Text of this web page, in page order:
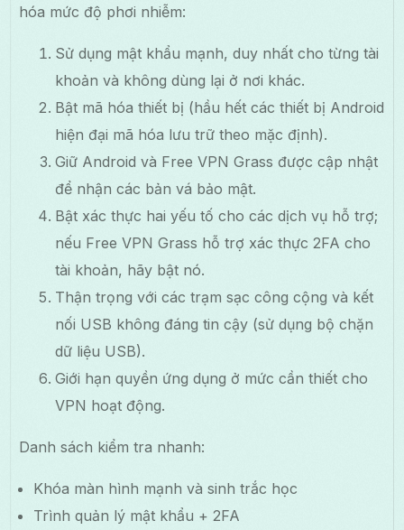
hóa mức độ phơi nhiễm:
Sử dụng mật khẩu mạnh, duy nhất cho từng tài
khoản và không dùng lại ở nơi khác.
Bật mã hóa thiết bị (hầu hết các thiết bị Android
hiện đại mã hóa lưu trữ theo mặc định).
Giữ Android và Free VPN Grass được cập nhật
để nhận các bản vá bảo mật.
Bật xác thực hai yếu tố cho các dịch vụ hỗ trợ;
nếu Free VPN Grass hỗ trợ xác thực 2FA cho
tài khoản, hãy bật nó.
Thận trọng với các trạm sạc công cộng và kết
nối USB không đáng tin cậy (sử dụng bộ chặn
dữ liệu USB).
Giới hạn quyền ứng dụng ở mức cần thiết cho
VPN hoạt động.
Danh sách kiểm tra nhanh:
Khóa màn hình mạnh và sinh trắc học
Trình quản lý mật khẩu + 2FA